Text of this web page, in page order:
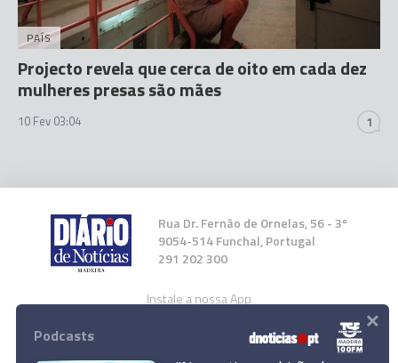
PAÍS
Projecto revela que cerca de oito em cada dez
mulheres presas são mães
10 Fev 03:04 1
Rua Dr. Fernão de Ornelas, 56 - 3º
9054-514 Funchal, Portugal
291 202 300
Instale a nossa App
Podcasts ×